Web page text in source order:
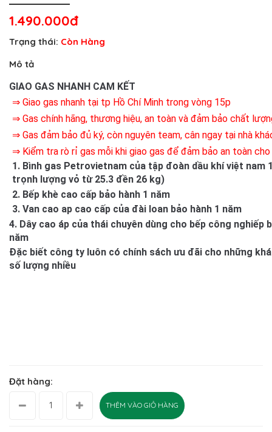
1.490.000đ
Trạng thái: Còn Hàng
Mô tả
GIAO GAS NHANH CAM KẾT
⇒ Giao gas nhanh tại tp Hồ Chí Minh trong vòng 15p
⇒ Gas chính hãng, thương hiệu, an toàn và đảm bảo chất
⇒ Gas đảm bảo đủ ký, còn nguyên team, cân ngay tại nhà
⇒ Kiểm tra rò rỉ gas mỗi khi giao gas để đảm bảo an toàn
1. Bình gas Petrovietnam của tập đoàn dầu khí việt nam
trọnh lượng vỏ từ 25.3 đền 26 kg)
2. Bếp khè cao cấp bảo hành 1 năm
3. Van cao ap cao cấp của đài loan bảo hành 1 năm
4. Dây cao áp của thái chuyên dùng cho bếp công nghiếp
năm
Đặc biết công ty luôn có chính sách ưu đãi cho những
số lượng nhiều
Đặt hàng:
THÊM VÀO GIỎ HÀNG